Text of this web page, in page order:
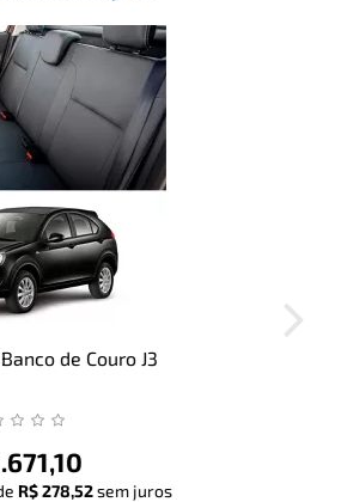
Banco de Couro J6 7 Lugares
R$ 2.298,93
em6x deR$ 383,16